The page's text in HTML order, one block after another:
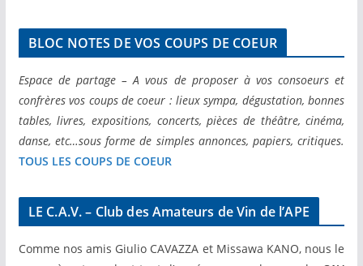
BLOC NOTES DE VOS COUPS DE COEUR
confrères vos coups de coeur : lieux sympa, dégustation, bonnes
tables, livres, expositions, concerts, pièces de théâtre, cinéma,
danse, etc…sous forme de simples annonces, papiers, critiques.
TOUS LES COUPS DE COEUR
LE C.A.V. – Club des Amateurs de Vin de l’APE
proposèrent pendant tant d’années nous relançons leCAV